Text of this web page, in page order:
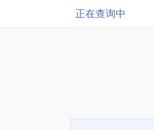
正在查询中